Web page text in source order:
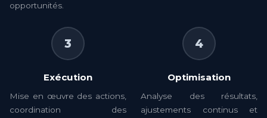
opportunités.
3
Exécution
Mise en œuvre des actions,
coordination des
4
Optimisation
Analyse des résultats,
ajustements continus et